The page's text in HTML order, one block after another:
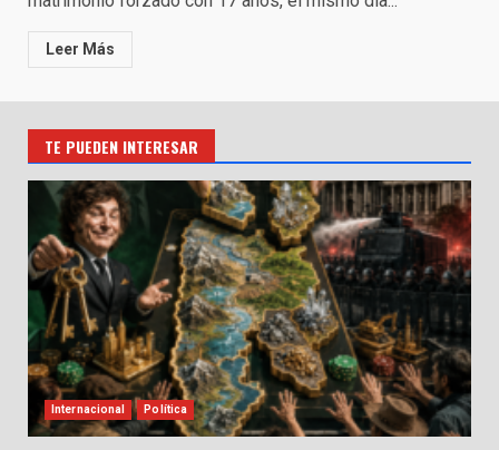
Leer Más
TE PUEDEN INTERESAR
Internacional Política